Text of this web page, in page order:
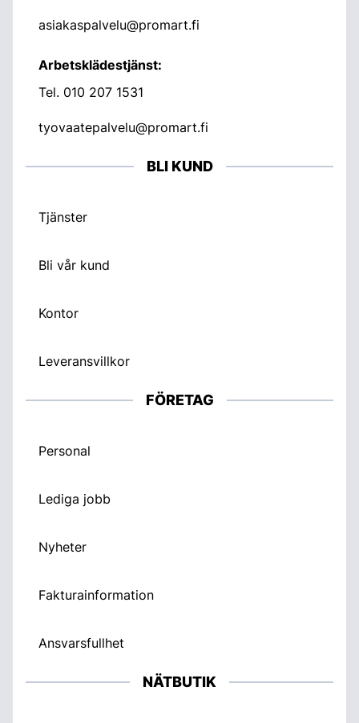
asiakaspalvelu@promart.fi
Arbetsklädestjänst:
Tel. 010 207 1531
tyovaatepalvelu@promart.fi
BLI KUND
Tjänster
Bli vår kund
Kontor
Leveransvillkor
FÖRETAG
Personal
Lediga jobb
Nyheter
Fakturainformation
Ansvarsfullhet
NÄTBUTIK